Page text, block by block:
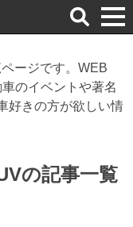
検
索
ージです。WEB
のイベントや著名
好きの方が欲しい情
の記事一覧